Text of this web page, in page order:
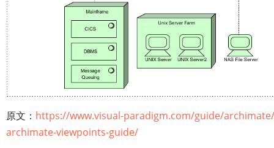
原文： https://www.visual-paradigm.com/guide/
archimate-viewpoints-guide/